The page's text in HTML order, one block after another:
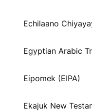
Echilaano
Egyptian Arabic
Eipomek (EIPA)
Ekajuk New